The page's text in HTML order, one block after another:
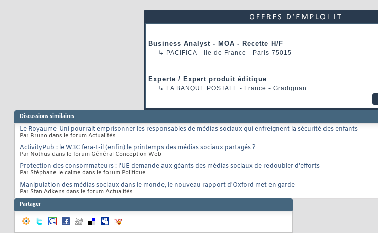
Business Analyst - MOA - Recette H/F
↳ PACIFICA - Ile de France - Paris 75015
Experte / Expert produit éditique
↳ LA BANQUE POSTALE - France - Gradignan
Discussions similaires
Le Royaume-Uni pourrait emprisonner les responsables de médias sociaux qui enfreignent la sécurité des enfants
Par Bruno dans le forum Actualités
ActivityPub : le W3C fera-t-il (enfin) le printemps des médias sociaux partagés ?
Par Nothus dans le forum Général Conception Web
Protection des consommateurs : l'UE demande aux géants des médias sociaux de redoubler d'efforts
Par Stéphane le calme dans le forum Politique
Manipulation des médias sociaux dans le monde, le nouveau rapport d'Oxford met en garde
Par Stan Adkens dans le forum Actualités
Partager